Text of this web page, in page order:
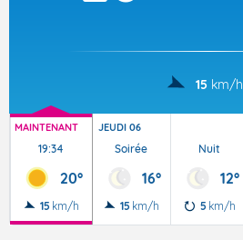
15 km/h
MAINTENANT
19:34
20°
15 km/h
JEUDI 06
Soirée
16°
15 km/h
Nuit
12°
5 km/h